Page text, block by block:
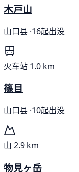
木戸山
山口县 ·16起出没
火车站 1.0 km
篠目
山口县 ·10起出没
山 2.9 km
物見ヶ岳